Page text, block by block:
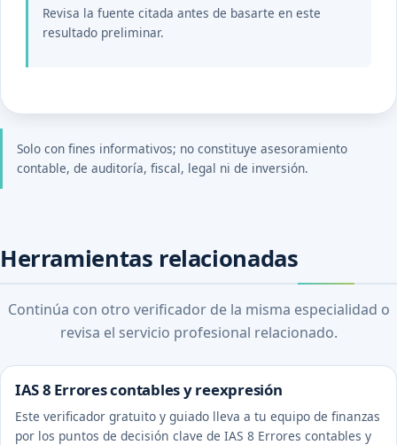
Revisa la fuente citada antes de basarte en este
resultado preliminar.
Solo con fines informativos; no constituye asesoramiento
contable, de auditoría, fiscal, legal ni de inversión.
Herramientas relacionadas
Continúa con otro verificador de la misma especialidad o
revisa el servicio profesional relacionado.
IAS 8 Errores contables y reexpresión
Este verificador gratuito y guiado lleva a tu equipo de finanzas
por los puntos de decisión clave de IAS 8 Errores contables y